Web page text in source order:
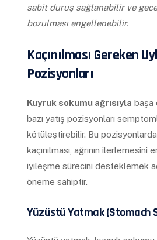
sabit duruş sağlanabilir ve
bozulması engellenebilir.
Kaçınılması Gereken
Pozisyonları
Kuyruk sokumu ağrısıyla başa
bazı yatış pozisyonları
kötüleştirebilir. Bu
kaçınılması, ağrının ilerlemesini
iyileşme sürecini desteklemek
öneme sahiptir.
Yüzüstü Yatmak (Stomach